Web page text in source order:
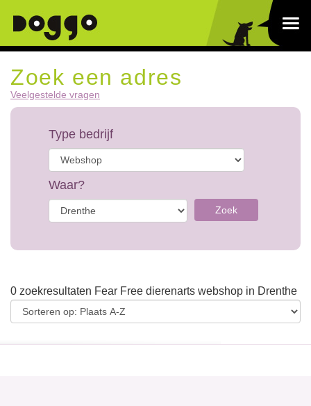
Zoek een adres
Veelgestelde vragen
Type bedrijf
Waar?
Zoek
0 zoekresultaten Fear Free dierenarts webshop in Drenthe